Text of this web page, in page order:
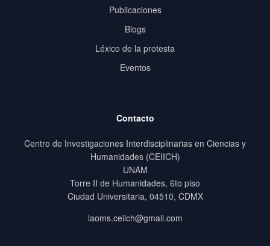
Publicaciones
Blogs
Léxico de la protesta
Eventos
Contacto
Centro de Investigaciones Interdisciplinarias en Ciencias y
Humanidades (CEIICH)
UNAM
Torre II de Humanidades, 6to piso
Ciudad Universitaria, 04510, CDMX
laoms.ceiich@gmail.com